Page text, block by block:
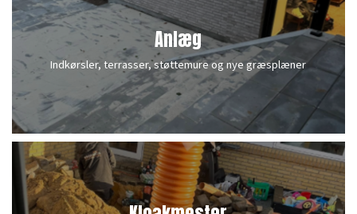
Anlæg
Indkørsler, terrasser, støttemure og nye græsplæner